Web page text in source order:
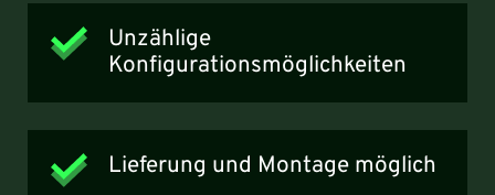
Unzählige
Konfigurationsmöglichkeiten
Lieferung und Montage möglich